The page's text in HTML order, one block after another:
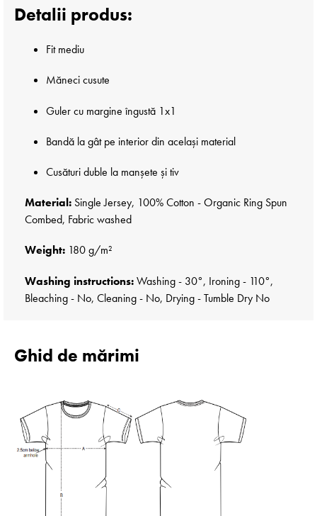
Detalii produs:
Fit mediu
Măneci cusute
Guler cu margine îngustă 1x1
Bandă la gât pe interior din același material
Cusături duble la manșete și tiv
Material: Single Jersey, 100% Cotton - Organic Ring Spun
Combed, Fabric washed
Weight: 180 g/m²
Washing instructions:Washing - 30°, Ironing - 110°,
Bleaching - No, Cleaning - No, Drying - Tumble Dry No
Ghid de mărimi